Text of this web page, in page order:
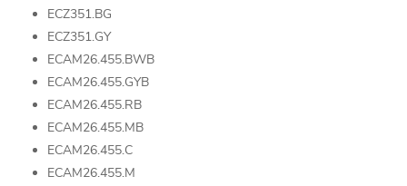
ECZ351.BG
ECZ351.GY
ECAM26.455.BWB
ECAM26.455.GYB
ECAM26.455.RB
ECAM26.455.MB
ECAM26.455.C
ECAM26.455.M